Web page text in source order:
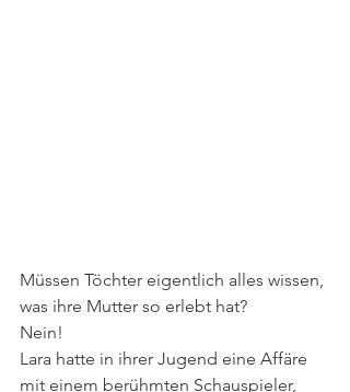
Müssen Töchter eigentlich alles wissen,
was ihre Mutter so erlebt hat?
Nein!
Lara hatte in ihrer Jugend eine Affäre
mit einem berühmten Schauspieler,